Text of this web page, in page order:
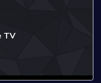
TV